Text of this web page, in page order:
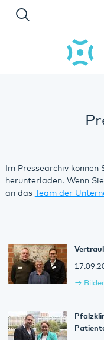
Im Pressearchiv
herunterladen. Wenn
an das Team der